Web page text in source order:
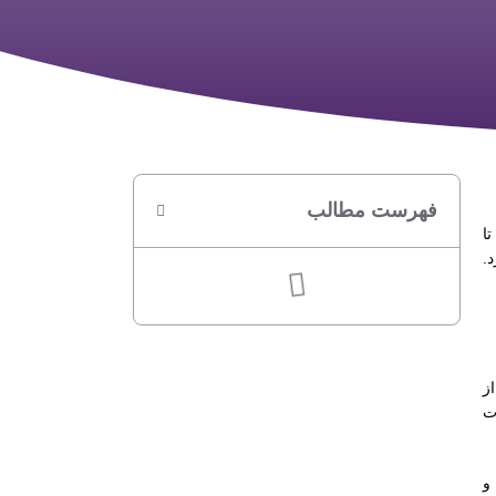
و
فهرست مطالب